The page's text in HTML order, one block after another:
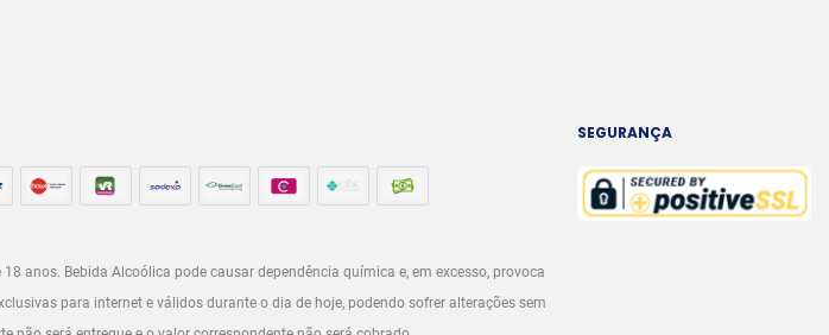
SEGURANÇA
anos. Bebida Alcoólica pode causar dependência química e, em excesso, provoca
para internet e válidos durante o dia de hoje, podendo sofrer alterações sem